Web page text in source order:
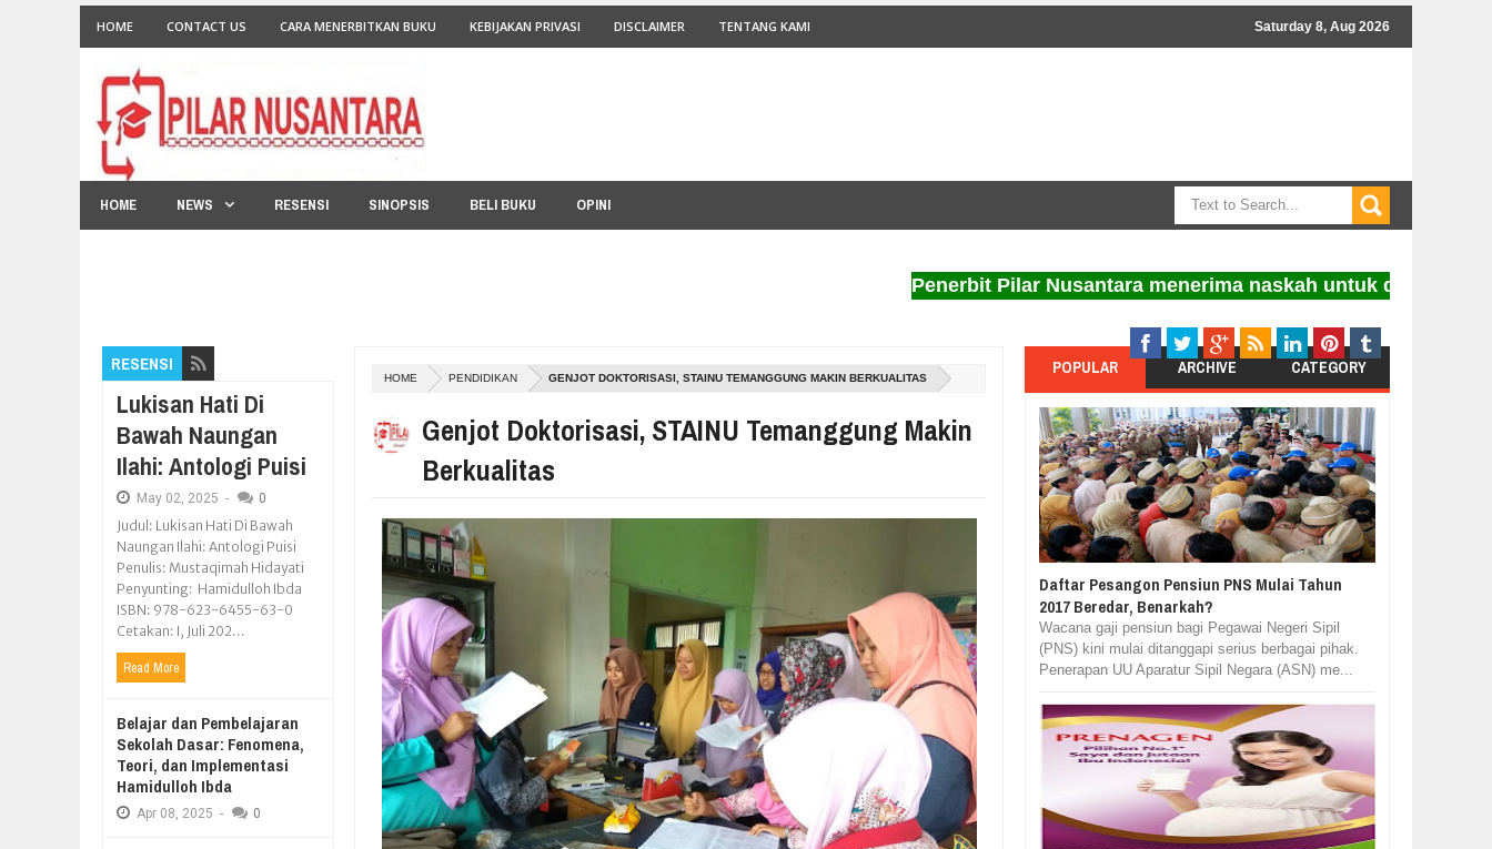
HOME CONTACT US CARA MENERBITKAN BUKU KEBIJAKAN PRIVASI DISCLAIMER TENTANG KAMI Saturday 8, Aug 2026
HOME NEWS RESENSI SINOPSIS BELI BUKU OPINI
Penerbit Pilar Nusantara menerima naskah untuk diterbitkan.
HOME PENDIDIKAN GENJOT DOKTORISASI, STAINU TEMANGGUNG MAKIN BERKUALITAS
Genjot Doktorisasi, STAINU Temanggung Makin
Berkualitas
RESENSI
Lukisan Hati Di
Bawah Naungan
Ilahi: Antologi Puisi
May 02, 2025 - 0
Judul: Lukisan Hati Di Bawah
Naungan Ilahi: Antologi Puisi
Penulis: Mustaqimah Hidayati
Penyunting: Hamidulloh Ibda
ISBN: 978-623-6455-63-0
Cetakan: I, Juli 202...
Read More
Belajar dan Pembelajaran
Sekolah Dasar: Fenomena,
Teori, dan Implementasi
Hamidulloh Ibda
Apr 08, 2025 - 0
POPULAR ARCHIVE CATEGORY
Daftar Pesangon Pensiun PNS Mulai Tahun
2017 Beredar, Benarkah?
Wacana gaji pensiun bagi Pegawai Negeri Sipil
(PNS) kini mulai ditanggapi serius berbagai pihak.
Penerapan UU Aparatur Sipil Negara (ASN) me...